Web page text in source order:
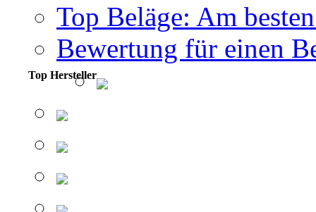
Top Beläge: Am
Bewertung für einen
Top Hersteller